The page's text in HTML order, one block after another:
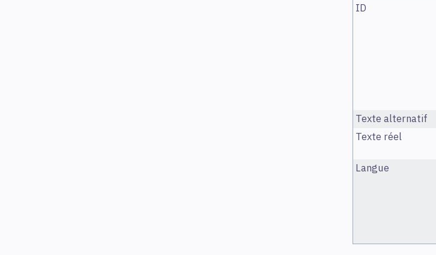
ID
Texte alternatif
Texte réel
Langue